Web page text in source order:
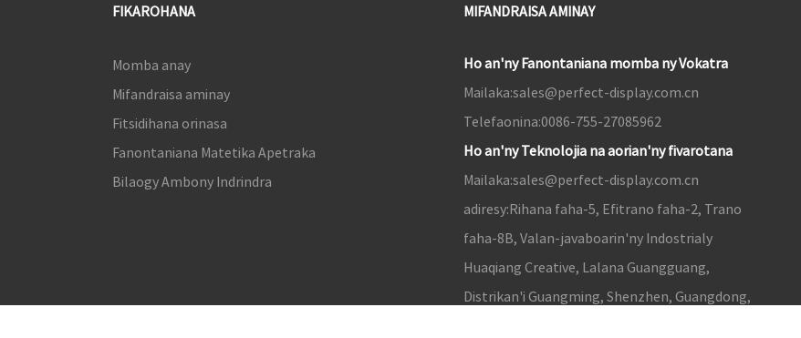
FIKAROHANA
Momba anay
Mifandraisa aminay
Fitsidihana orinasa
Fanontaniana Matetika Apetraka
Bilaogy Ambony Indrindra
MIFANDRAISA AMINAY
Ho an'ny Fanontaniana momba ny Vokatra
Mailaka:sales@perfect-display.com.cn
Telefaonina:0086-755-27085962
Ho an'ny Teknolojia na aorian'ny fivarotana
Mailaka:sales@perfect-display.com.cn
adiresy:Rihana faha-5, Efitrano faha-2, Trano
faha-8B, Valan-javaboarin'ny Indostrialy
Huaqiang Creative, Lalana Guangguang,
Distrikan'i Guangming, Shenzhen, Guangdong,